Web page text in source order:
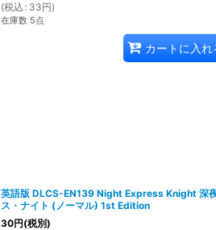
(税込 : 33円)
在庫数 5点
カートに入れ
英語版 DLCS-EN139 Night Express Knight 深
ス・ナイト (ノーマル) 1st Edition
30円(税別)